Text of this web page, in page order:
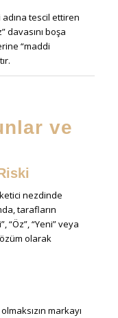
tescil ettiren
davasını boşa
“maddi
ve
nezdinde
tarafların
“Öz”, “Yeni” veya
olarak
markayı